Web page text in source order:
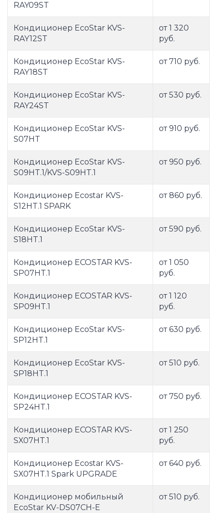
RAY09ST
Кондиционер EcoStar KVS-
RAY12ST
от 1 320
руб.
Кондиционер EcoStar KVS-
RAY18ST
от 710 руб.
Кондиционер EcoStar KVS-
RAY24ST
от 530 руб.
Кондиционер EcoStar KVS-
S07HT
от 910 руб.
Кондиционер EcoStar KVS-
S09HT.1/KVS-S09HT.1
от 950 руб.
Кондиционер Ecostar KVS-
S12HT.1 SPARK
от 860 руб.
Кондиционер EcoStar KVS-
S18HT.1
от 590 руб.
Кондиционер ECOSTAR KVS-
SP07HT.1
от 1 050
руб.
Кондиционер ECOSTAR KVS-
SP09HT.1
от 1 120
руб.
Кондиционер EcoStar KVS-
SP12HT.1
от 630 руб.
Кондиционер EcoStar KVS-
SP18HT.1
от 510 руб.
Кондиционер ECOSTAR KVS-
SP24HT.1
от 750 руб.
Кондиционер ECOSTAR KVS-
SX07HT.1
от 1 250
руб.
Кондиционер Ecostar KVS-
SX07HT.1 Spark UPGRADE
от 640 руб.
Кондиционер мобильный
EcoStar KV-DS07CH-E
от 510 руб.